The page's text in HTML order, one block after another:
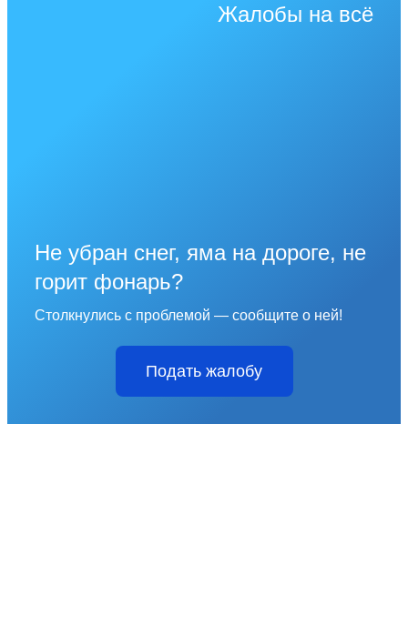
Жалобы на всё
Не убран снег, яма на дороге, не
горит фонарь?
Столкнулись с проблемой — сообщите о ней!
Подать жалобу